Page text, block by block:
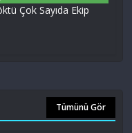
Çok Sayıda Ekip
Tümünü Gör